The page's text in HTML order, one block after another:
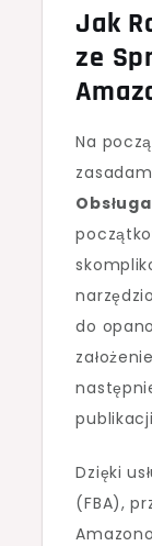
Jak
ze
Na
do
Dzięki
(FBA),